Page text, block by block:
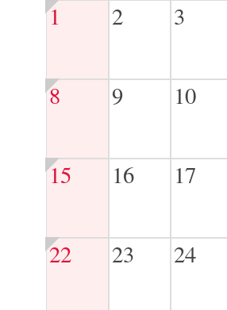
1 2 3
8 9 10
15 16 17
22 23 24